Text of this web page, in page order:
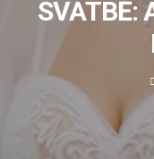
SVATBĚ: